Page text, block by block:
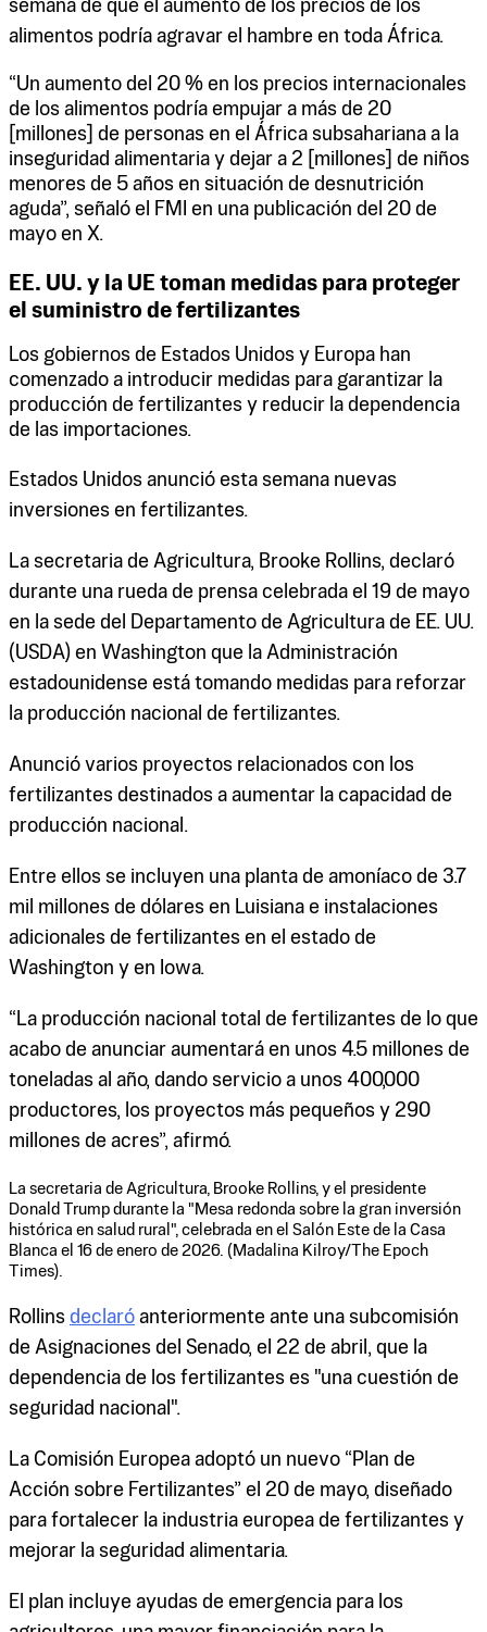
semana de que el aumento de los precios de los
alimentos podría agravar el hambre en toda África.
“Un aumento del 20 % en los precios internacionales
de los alimentos podría empujar a más de 20
[millones] de personas en el África subsahariana a la
inseguridad alimentaria y dejar a 2 [millones] de niños
menores de 5 años en situación de desnutrición
aguda”, señaló el FMI en una publicación del 20 de
mayo en X.
EE. UU. y la UE toman medidas para proteger
el suministro de fertilizantes
Los gobiernos de Estados Unidos y Europa han
comenzado a introducir medidas para garantizar la
producción de fertilizantes y reducir la dependencia
de las importaciones.
Estados Unidos anunció esta semana nuevas
inversiones en fertilizantes.
La secretaria de Agricultura, Brooke Rollins, declaró
durante una rueda de prensa celebrada el 19 de mayo
en la sede del Departamento de Agricultura de EE. UU.
(USDA) en Washington que la Administración
estadounidense está tomando medidas para reforzar
la producción nacional de fertilizantes.
Anunció varios proyectos relacionados con los
fertilizantes destinados a aumentar la capacidad de
producción nacional.
Entre ellos se incluyen una planta de amoníaco de 3.7
mil millones de dólares en Luisiana e instalaciones
adicionales de fertilizantes en el estado de
Washington y en Iowa.
“La producción nacional total de fertilizantes de lo que
acabo de anunciar aumentará en unos 4.5 millones de
toneladas al año, dando servicio a unos 400,000
productores, los proyectos más pequeños y 290
millones de acres”, afirmó.
La secretaria de Agricultura, Brooke Rollins, y el presidente
Donald Trump durante la "Mesa redonda sobre la gran inversión
histórica en salud rural", celebrada en el Salón Este de la Casa
Blanca el 16 de enero de 2026. (Madalina Kilroy/The Epoch
Times).
Rollins declaró anteriormente ante una subcomisión
de Asignaciones del Senado, el 22 de abril, que la
dependencia de los fertilizantes es "una cuestión de
seguridad nacional".
La Comisión Europea adoptó un nuevo “Plan de
Acción sobre Fertilizantes” el 20 de mayo, diseñado
para fortalecer la industria europea de fertilizantes y
mejorar la seguridad alimentaria.
El plan incluye ayudas de emergencia para los